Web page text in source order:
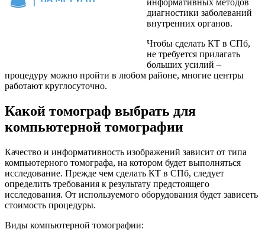
диагностики заболеваний
внутренних органов.
Чтобы сделать КТ в СПб,
не требуется прилагать
больших усилий –
процедуру можно пройти в любом районе, многие центры
работают круглосуточно.
Какой томограф выбрать для
компьютерной томографии
Качество и информативность изображений зависит от типа
компьютерного томографа, на котором будет выполняться
исследование. Прежде чем сделать КТ в СПб, следует
определить требования к результату предстоящего
исследования. От используемого оборудования будет зависеть
стоимость процедуры.
Виды компьютерной томографии: